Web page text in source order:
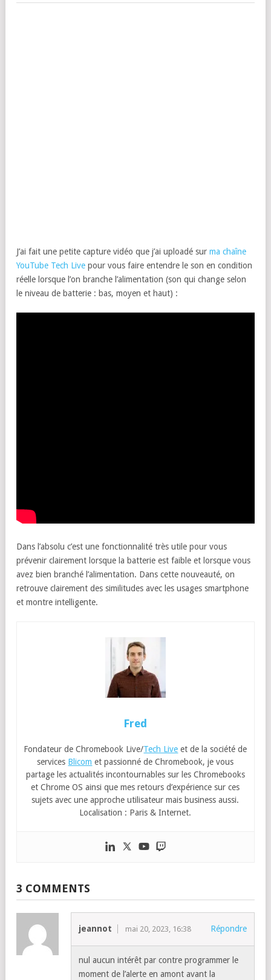
J’ai fait une petite capture vidéo que j’ai uploadé sur ma chaîne
YouTube Tech Live pour vous faire entendre le son en condition
réelle lorsque l’on branche l’alimentation (son qui change selon
le niveau de batterie : bas, moyen et haut) :
Dans l’absolu c’est une fonctionnalité très utile pour vous
prévenir clairement lorsque la batterie est faible et lorsque vous
avez bien branché l’alimentation. Dans cette nouveauté, on
retrouve clairement des similitudes avec les usages smartphone
et montre intelligente.
Fred
Fondateur de Chromebook Live/Tech Live et de la société de
services Blicom et passionné de Chromebook, je vous
partage les actualités incontournables sur les Chromebooks
et Chrome OS ainsi que mes retours d’expérience sur ces
sujets avec une approche utilisateur mais business aussi.
Localisation : Paris & Internet.
3 COMMENTS
jeannot mai 20, 2023, 16:38 Répondre
nul aucun intérêt par contre programmer le
moment de l’alerte en amont avant la